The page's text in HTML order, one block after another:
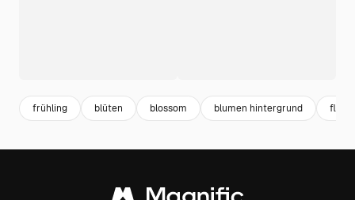
frühling blüten blossom blumen hintergrund floral